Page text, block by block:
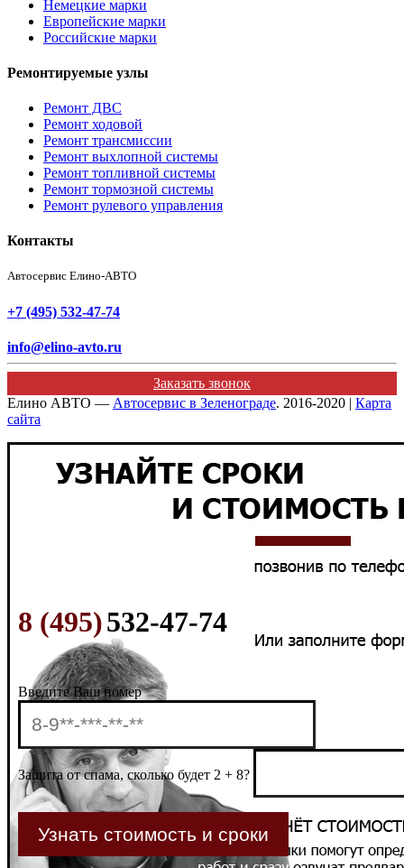
Немецкие марки
Европейские марки
Российские марки
Ремонтируемые узлы
Ремонт ДВС
Ремонт ходовой
Ремонт трансмиссии
Ремонт выхлопной системы
Ремонт топливной системы
Ремонт тормозной системы
Ремонт рулевого управления
Контакты
Автосервис Елино-АВТО
+7 (495) 532-47-74
info@elino-avto.ru
Заказать звонок
Елино АВТО — Автосервис в Зеленограде. 2016-2020 | Карта
сайта
8 (495)532-47-74
Введите Ваш номер
Защита от спама, сколько будет 2 + 8?